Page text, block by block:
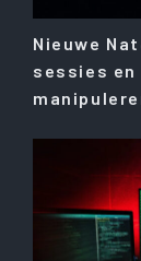
Nieuwe
sessies en